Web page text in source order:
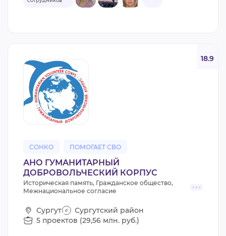
СОНКО ПОМОГАЕТ СВО
18.9
АНО ГУМАНИТАРНЫЙ
ДОБРОВОЛЬЧЕСКИЙ КОРПУС
Историческая память, Гражданское общество,
Межнациональное согласие
Сургут
Сургутский район
5 проектов (29,56 млн. руб.)